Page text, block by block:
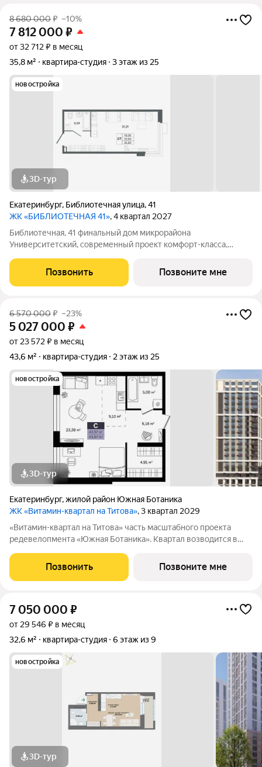
8 680 000₽ –10%
7 812 000 ₽
от 32 712 ₽ в месяц
35,8 м²
квартира-студия 3 этаж из 25
новостройка
3D-тур
Екатеринбург, Библиотечная улица,41
ЖК «БИБЛИОТЕЧНАЯ 41», 4 квартал 2027
Библиотечная, 41 финальный дом микрорайона
Университетский, современный проект комфорт-класса,
«Первостроитель». Дом органично вписался в микрорайон,
став его естественным продолжением и унаследовав все
Позвонить Позвоните мне
6 570 000₽ –23%
5 027 000 ₽
от 23 572 ₽ в месяц
43,6 м²
квартира-студия 2 этаж из 25
новостройка
3D-тур
Екатеринбург,жилой район Южная Ботаника
ЖК «Витамин-квартал на Титова», 3 квартал 2029
«Витамин-квартал на Титова» часть масштабного проекта
редевелопмента «Южная Ботаника». Квартал возводится в
развязками до центра города. Здесь то, что нужно для
комфортной жизни: удобная
Позвонить Позвоните мне
7 050 000 ₽
от 29 546 ₽ в месяц
32,6 м²
квартира-студия 6 этаж из 9
новостройка
3D-тур